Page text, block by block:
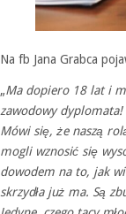
Na fb Jana Grabca
„Ma dopiero 18 lat i
zawodowy dyplomata!
Mówi się, że naszą
mogli wznosić się
dowodem na to, jak
skrzydła już ma. Są